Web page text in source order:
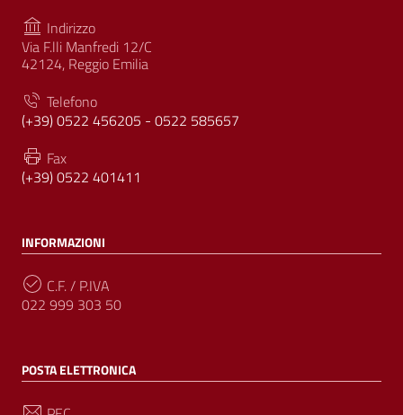
Indirizzo
Via F.lli Manfredi 12/C
42124, Reggio Emilia
Telefono
(+39) 0522 456205 - 0522 585657
Fax
(+39) 0522 401411
INFORMAZIONI
C.F. / P.IVA
022 999 303 50
POSTA ELETTRONICA